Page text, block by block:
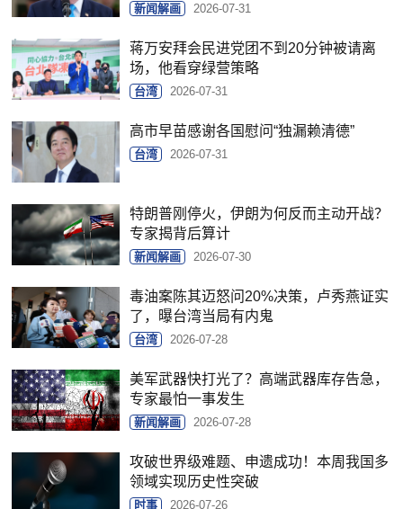
新闻解画 2026-07-31
蒋万安拜会民进党团不到20分钟被请离
场，他看穿绿营策略
台湾 2026-07-31
高市早苗感谢各国慰问“独漏赖清德”
台湾 2026-07-31
特朗普刚停火，伊朗为何反而主动开战？
专家揭背后算计
新闻解画 2026-07-30
毒油案陈其迈怒问20%决策，卢秀燕证实
了，曝台湾当局有内鬼
台湾 2026-07-28
美军武器快打光了？高端武器库存告急，
专家最怕一事发生
新闻解画 2026-07-28
攻破世界级难题、申遗成功！本周我国多
领域实现历史性突破
时事 2026-07-26